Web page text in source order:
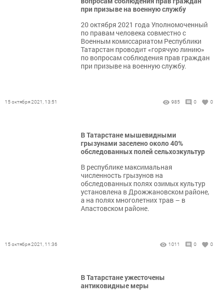
при призыве на военную службу
20 октября 2021 года Уполномоченный
по правам человека совместно с
Военным комиссариатом Республики
Татарстан проводит «горячую линию»
по вопросам соблюдения прав граждан
при призыве на военную службу.
15 октября 2021, 13:51 985 0 0
В Татарстане мышевидными
грызунами заселено около 40%
обследованных полей сельхозкультур
В республике максимальная
численность грызунов на
обследованных полях озимых культур
установлена в Дрожжановском районе,
а на полях многолетних трав – в
Апастовском районе.
15 октября 2021, 11:36 1011 0 0
В Татарстане ужесточены
антиковидные меры